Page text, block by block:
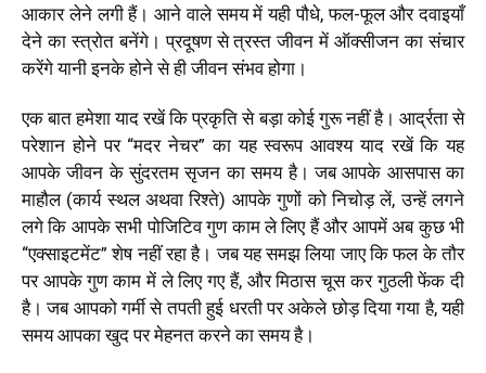
आकार लेने लगी हैं। आने वाले समय में यही पौधे, फल-फूल और दवाइयाँ
देने का स्त्रोत बनेंगे। प्रदूषण से त्रस्त जीवन में ऑक्सीजन का संचार
करेंगे यानी इनके होने से ही जीवन संभव होगा।
एक बात हमेशा याद रखें कि प्रकृति से बड़ा कोई गुरू नहीं है। आर्द्रता से
परेशान होने पर “मदर नेचर” का यह स्वरूप आवश्य याद रखें कि यह
आपके जीवन के सुंदरतम सृजन का समय है। जब आपके आसपास का
माहौल (कार्य स्थल अथवा रिश्ते) आपके गुणों को निचोड़ लें, उन्हें लगने
लगे कि आपके सभी पोजिटिव गुण काम ले लिए हैं और आपमें अब कुछ भी
“एक्साइटमेंट” शेष नहीं रहा है। जब यह समझ लिया जाए कि फल के तौर
पर आपके गुण काम में ले लिए गए हैं, और मिठास चूस कर गुठली फेंक दी
है। जब आपको गर्मी से तपती हुई धरती पर अकेले छोड़ दिया गया है, यही
समय आपका खुद पर मेहनत करने का समय है।